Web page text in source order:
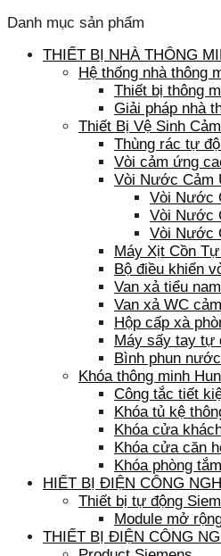
Danh mục sản phẩm
THIẾT BỊ NHÀ THÔNG
Hệ thống nhà thông
Thiết bị thông
Giải pháp nhà
Thiết Bị Vệ Sinh
Thùng rác tự
Vòi cảm ứng
Vòi Nước Cảm
Vòi Nước
Vòi Nước
Vòi Nước
Máy Xịt Cồn
Bộ điều khiển
Van xả tiểu
Van xả WC
Hộp cấp xà
Máy sấy tay tự
Bình phun
Khóa thông minh
Công tắc tiết
Khóa tủ kệ
Khóa cửa
Khóa cửa căn
Khóa phòng
HIẾT BỊ ĐIỆN CÔNG
Thiết bị tự động
Module mở
THIẾT BỊ ĐIỆN CÔNG